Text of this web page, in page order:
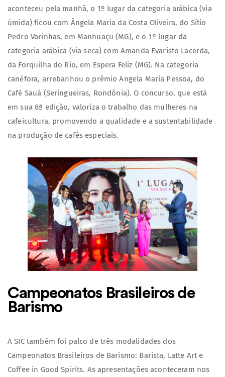
aconteceu pela manhã, o 1º lugar da categoria arábica (via
úmida) ficou com Ângela Maria da Costa Oliveira, do Sítio
Pedro Varinhas, em Manhuaçu (MG), e o 1º lugar da
categoria arábica (via seca) com Amanda Evaristo Lacerda,
da Forquilha do Rio, em Espera Feliz (MG). Na categoria
canéfora, arrebanhou o prêmio Angela Maria Pessoa, do
Café Sauá (Seringueiras, Rondônia). O concurso, que está
em sua 8ª edição, valoriza o trabalho das mulheres na
cafeicultura, promovendo a qualidade e a sustentabilidade
na produção de cafés especiais.
Campeonatos Brasileiros de
Barismo
A SIC também foi palco de três modalidades dos
Campeonatos Brasileiros de Barismo: Barista, Latte Art e
Coffee in Good Spirits. As apresentações aconteceram nos